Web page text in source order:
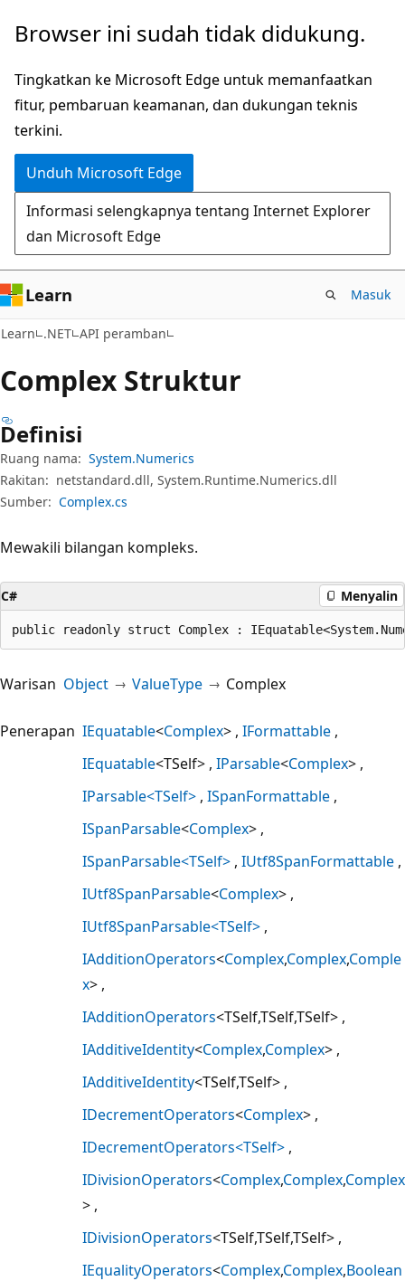
Lompati
konten
utama
Lewati
navigasi
dalam
halaman
Browser ini sudah tidak didukung.
Tingkatkan ke Microsoft Edge untuk memanfaatkan
fitur, pembaruan keamanan, dan dukungan teknis
terkini.
Unduh Microsoft Edge
Informasi selengkapnya tentang Internet Explorer
dan Microsoft Edge
Learn Masuk
Learn .NET API peramban
Complex Struktur
Definisi
Ruang nama: System.Numerics
Rakitan: netstandard.dll, System.Runtime.Numerics.dll
Sumber: Complex.cs
Mewakili bilangan kompleks.
C# Menyalin
public readonly struct Complex :
Warisan Object ValueType Complex
Penerapan IEquatable<Complex> IFormattable
IEquatable<TSelf> IParsable<Complex>
IParsable<TSelf> ISpanFormattable
ISpanParsable<Complex>
ISpanParsable<TSelf> IUtf8SpanFormattable
IUtf8SpanParsable<Complex>
IUtf8SpanParsable<TSelf>
IAdditionOperators<Complex,Complex,Comple
x>
IAdditionOperators<TSelf,TSelf,TSelf>
IAdditiveIdentity<Complex,Complex>
IAdditiveIdentity<TSelf,TSelf>
IDecrementOperators<Complex>
IDecrementOperators<TSelf>
IDivisionOperators<Complex,Complex,Complex
>
IDivisionOperators<TSelf,TSelf,TSelf>
IEqualityOperators<Complex,Complex,Boolean